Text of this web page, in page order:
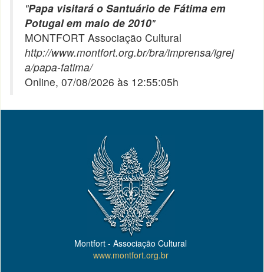
"Papa visitará o Santuário de Fátima em
Potugal em maio de 2010"
MONTFORT Associação Cultural
http://www.montfort.org.br/bra/imprensa/igrej
a/papa-fatima/
Online, 07/08/2026 às 12:55:05h
Montfort - Associação Cultural
www.montfort.org.br